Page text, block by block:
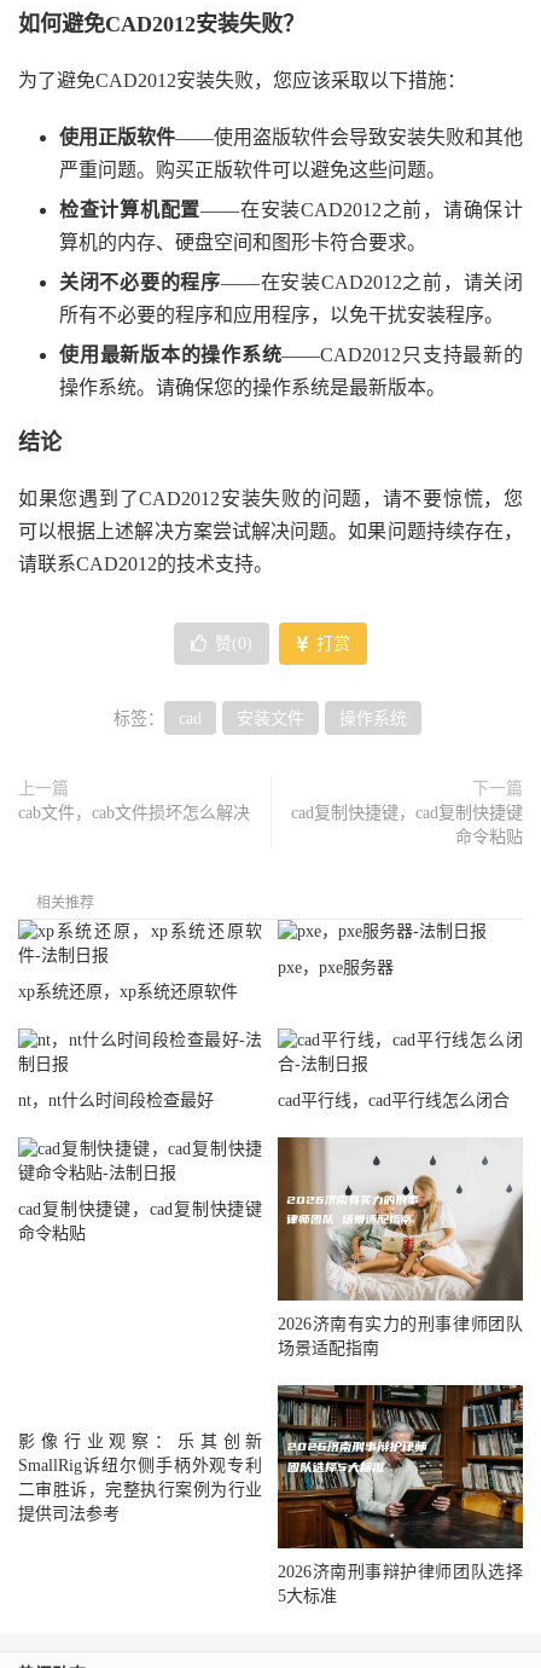
如何避免CAD2012安装失败？
为了避免CAD2012安装失败，您应该采取以下措施：
使用正版软件——使用盗版软件会导致安装失败和其他
严重问题。购买正版软件可以避免这些问题。
检查计算机配置——在安装CAD2012之前，请确保计
算机的内存、硬盘空间和图形卡符合要求。
关闭不必要的程序——在安装CAD2012之前，请关闭
所有不必要的程序和应用程序，以免干扰安装程序。
使用最新版本的操作系统——CAD2012只支持最新的
操作系统。请确保您的操作系统是最新版本。
结论
如果您遇到了CAD2012安装失败的问题，请不要惊慌，您
可以根据上述解决方案尝试解决问题。如果问题持续存在，
请联系CAD2012的技术支持。
赞( 0 ) 打赏
标签： cad 安装文件 操作系统
上一篇
cab文件，cab文件损坏怎么解决
下一篇
cad复制快捷键，cad复制快捷键
命令粘贴
相关推荐
xp系统还原，xp系统还原软件
pxe，pxe服务器
nt，nt什么时间段检查最好 cad平行线，cad平行线怎么闭合
cad复制快捷键，cad复制快捷键
命令粘贴
2026济南有实力的刑事律师团队
场景适配指南
影像行业观察：乐其创新
SmallRig诉纽尔侧手柄外观专利
二审胜诉，完整执行案例为行业
提供司法参考
2026济南刑事辩护律师团队选择
5大标准